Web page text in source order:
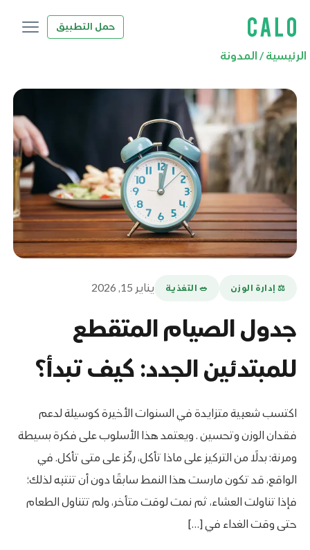
حمل التطبيق
الرئيسية/ المدونة
⚖️ إدارة الوزن 🥗 التغذية يناير 15, 2026
جدول الصيام المتقطع
للمبتدئين الجدد: كيف تبدأ؟
اكتسب شعبية متزايدة في السنوات الأخيرة كوسيلة لدعم
فقدان الوزن وتحسين . ويعتمد هذا الأسلوب على فكرة بسيطة
ومرنة: بدلًا من التركيز على ماذا تأكل، ركّز على متى تأكل. في
الواقع، قد تكون مارست هذا النمط سابقًا دون أن تنتبه لذلك؛
فإذا تناولت العشاء، ثم نمت لوقت متأخر، ولم تتناول الطعام
حتى وقت الغداء في […]